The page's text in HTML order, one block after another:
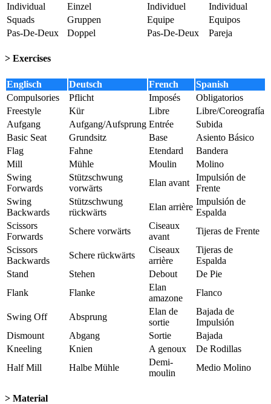
Individual
Einzel Individuel
Individual
Squads
Gruppen Equipe
Equipos
Pas-De-Deux
Doppel Pas-De-Deux Pareja
> Exercises
Englisch Deutsch French
Spanish
Compulsories
Pflicht Imposés
Obligatorios
Freestyle
Kür Libre
Libre/Coreografía
Aufgang
Aufgang/Aufsprung Entrée
Subida
Basic Seat
Grundsitz Base
Asiento Básico
Flag
Fahne Etendard
Bandera
Mill
Mühle Moulin
Molino
Swing
Forwards
Stützschwung
vorwärts
Elan avant
Impulsión de
Frente
Swing
Backwards
Stützschwung
rückwärts
Elan arrière
Impulsión de
Espalda
Scissors
Forwards
Schere vorwärts
Ciseaux
avant
Tijeras de Frente
Scissors
Backwards
Schere rückwärts
Ciseaux
arrière
Tijeras de
Espalda
Stand
Stehen Debout
De Pie
Flank
Flanke
Elan
amazone
Flanco
Swing Off Absprung
Elan de
sortie
Bajada de
Impulsión
Dismount
Abgang Sortie
Bajada
Kneeling
Knien A genoux
De Rodillas
Half Mill
Halbe Mühle
Demi-
moulin
Medio Molino
> Material